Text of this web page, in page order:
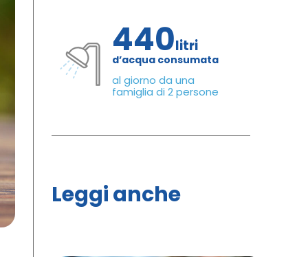
440litri
d’acqua consumata
al giorno da una
famiglia di 2 persone
Leggi anche